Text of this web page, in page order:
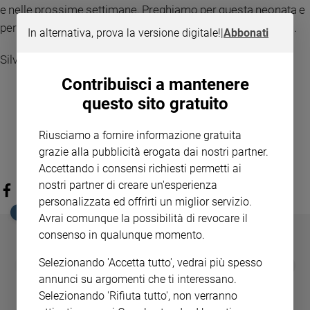
e nelle prossime settimane. Preghiamo per questa neonata e
per I suoi genitori e la sua famiglia e per chi la sta curando».
Silvia Guzzetti
EDICOLA SAN PAOLO
GBABY
€ 21,90
FAMIGLIA CRISTIANA
€ 104,00
In alternativa, prova la versione digitale!|Abbonati
Contribuisci a mantenere
questo sito gratuito
Riusciamo a fornire informazione gratuita
grazie alla pubblicità erogata dai nostri partner.
Accettando i consensi richiesti permetti ai
nostri partner di creare un'esperienza
personalizzata ed offrirti un miglior servizio.
Avrai comunque la possibilità di revocare il
consenso in qualunque momento.
Selezionando 'Accetta tutto', vedrai più spesso
annunci su argomenti che ti interessano.
Selezionando 'Rifiuta tutto', non verranno